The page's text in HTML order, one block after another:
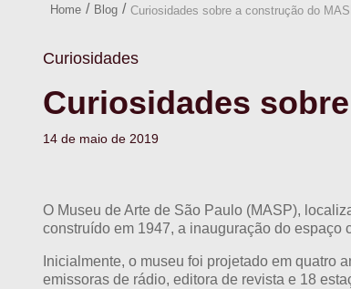
Home / Blog / Curiosidades sobre a construção do
Curiosidades
Curiosidades
14 de maio de 2019
O Museu de Arte de São Paulo (MASP),
construído em 1947, a inauguração do espaço
Inicialmente, o museu foi projetado em quatro
emissoras de rádio, editora de revista e 18